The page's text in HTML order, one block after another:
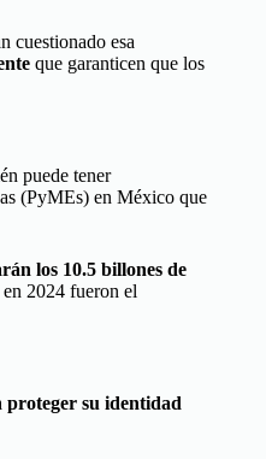
cuestionado esa
que garanticen que los
puede tener
(PyMEs) en México que
los 10.5 billones de
2024 fueron el
proteger su identidad